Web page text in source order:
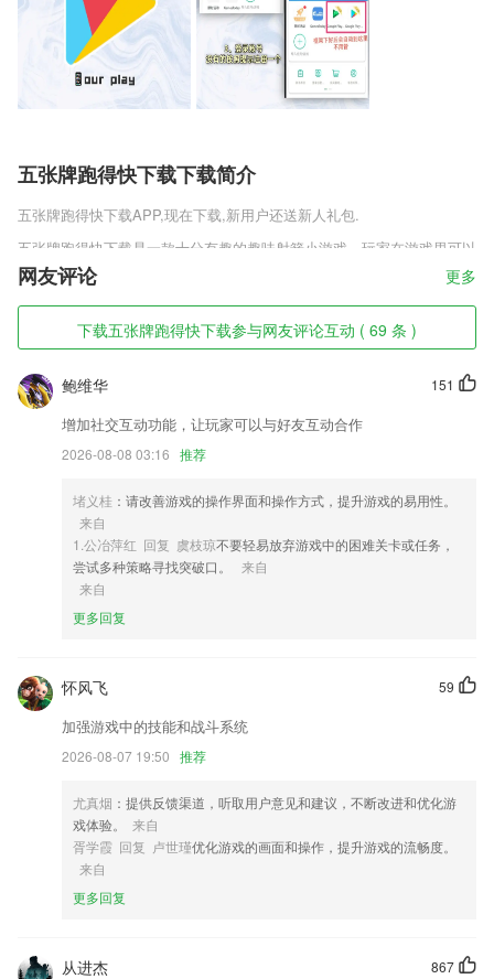
五张牌跑得快下载下载简介
五张牌跑得快下载APP,现在下载,新用户还送新人礼包.
五张牌跑得快下载是一款十分有趣的趣味射箭小游戏，玩家在游戏里可以
发射出能够拐弯的神器箭矢，通过对箭矢的控制，击杀掉全部的敌人。丰
富的箭矢种类，强大的道具支持，让玩家们感受百步穿杨一箭穿心的畅爽
快感，喜欢这款游戏的朋友赶紧下载吧。
五张牌跑得快下载软件特色
1,开发商：长沙阅看网络科技有限公司
2,学生的游戏化个人阅读导师——摆脱频繁耗时的考试，专注于阅读与思
4,多样化学习，学习更有趣
5,文字工作者：不错过金句名篇，抓住灵感。
6,公交云卡：无需解锁，亮屏即刷，快速乘坐公交、地铁
五张牌跑得快下载软件优势
2.·快速提问，将自己的疑问进行发布，会有专业的人士为你解答
3.各类专业、有趣、生活化的西语系列专题，无论是口语优化、系统学
习、专业实践
4.★付费的课程也是有优惠券提供给大家去使用的，买课很省钱，提高学
5.提供实时性新闻、美食、美妆、节日、健美等资讯，让您知道新鲜事
6.帮助孩子更好地学习艺术内容；
五张牌跑得快下载更新了什么?
改名抖推猫
网友评论 更多
下载五张牌跑得快下载参与网友评论互动 ( 69 条 )
151
鲍维华
增加社交互动功能，让玩家可以与好友互动合作
2026-08-08 03:16 推荐
堵义桂 ：请改善游戏的操作界面和操作方式，提升游戏的易用性。
来自
1.公冶萍红 回复 虞枝琼不要轻易放弃游戏中的困难关卡或任务，
尝试多种策略寻找突破口。
来自
来自
更多回复
59
怀风飞
加强游戏中的技能和战斗系统
2026-08-07 19:50 推荐
尤真烟 ：提供反馈渠道，听取用户意见和建议，不断改进和优化游
戏体验。
来自
胥学霞 回复 卢世瑾优化游戏的画面和操作，提升游戏的流畅度。
来自
更多回复
867
从进杰